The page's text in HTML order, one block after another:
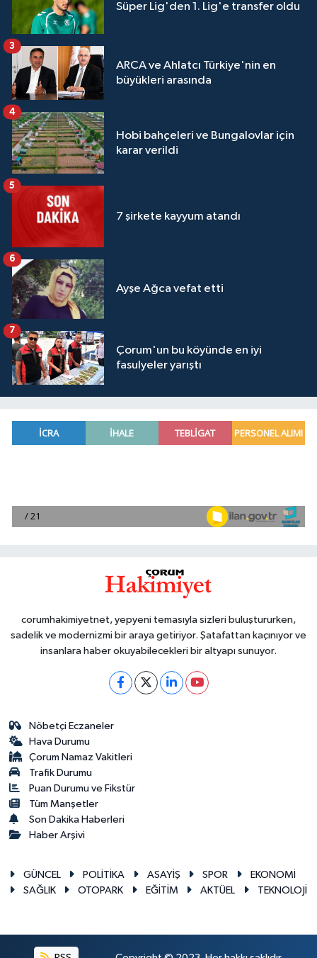
Süper Lig'den 1. Lig'e transfer oldu
ARCA ve Ahlatcı Türkiye'nin en
büyükleri arasında
3
Hobi bahçeleri ve Bungalovlar için
karar verildi
4
7 şirkete kayyum atandı
5
Ayşe Ağca vefat etti
6
Çorum'un bu köyünde en iyi
fasulyeler yarıştı
7
corumhakimiyetnet, yepyeni temasıyla sizleri buluştururken,
sadelik ve modernizmi bir araya getiriyor. Şatafattan kaçınıyor ve
insanlara haber okuyabilecekleri bir altyapı sunuyor.
Nöbetçi Eczaneler
Hava Durumu
Çorum Namaz Vakitleri
Trafik Durumu
Puan Durumu ve Fikstür
Tüm Manşetler
Son Dakika Haberleri
Haber Arşivi
GÜNCEL POLİTİKA ASAYİŞ SPOR
EKONOMİ
SAĞLIK
OTOPARK EĞİTİM AKTÜEL TEKNOLOJİ